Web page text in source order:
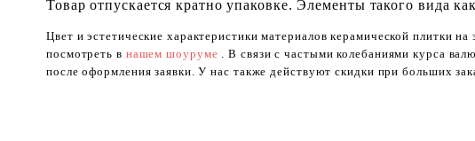
Товар отпускается кратно упаковке. Элементы такого вида
Цвет и эстетические характеристики материалов керамической плитки
посмотреть в нашем шоуруме . В связи с частыми колебаниями курса
после оформления заявки. У нас также действуют скидки при больших